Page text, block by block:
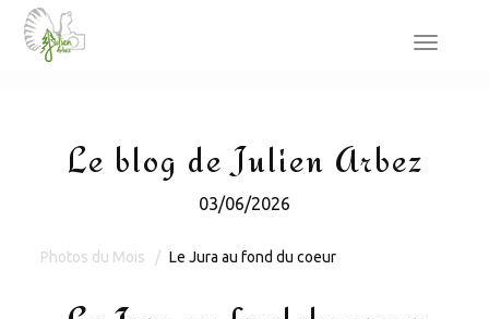
Toggle
Le blog de Julien Arbez
03/06/2026
Photos du Mois Le Jura au fond du coeur